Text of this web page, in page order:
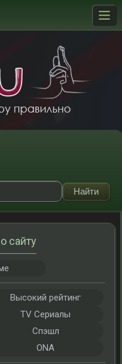
сайту
Высокий рейтинг
TV Сериалы
Спэшл
ONA